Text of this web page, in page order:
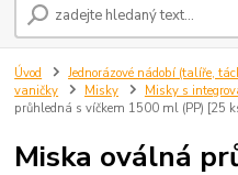
Úvod Jednorázové nádobí (talíře,
vaničky
Misky Misky s
průhledná s víčkem 1500 ml (PP) [25
Miska oválná